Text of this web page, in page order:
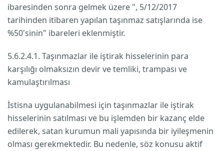
ibaresinden sonra gelmek üzere ", 5/12/2017
tarihinden itibaren yapılan taşınmaz satışlarında ise
%50'sinin" ibareleri eklenmiştir.
5.6.2.4.1. Taşınmazlar ile iştirak hisselerinin para
karşılığı olmaksızın devir ve temliki, trampası ve
kamulaştırılması
İstisna uygulanabilmesi için taşınmazlar ile iştirak
hisselerinin satılması ve bu işlemden bir kazanç elde
edilerek, satan kurumun mali yapısında bir iyileşmenin
olması gerekmektedir. Bu nedenle, söz konusu aktif